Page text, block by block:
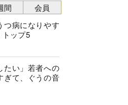
つ病になりやす
トップ5
たい」若者への
ぎて、ぐうの音
間 会員